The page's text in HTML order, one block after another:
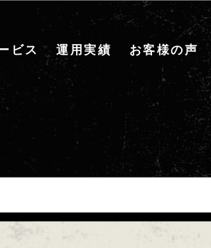
ビス 運用実績 お客様の声